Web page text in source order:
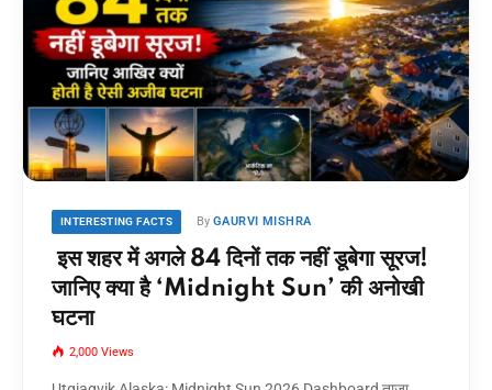
INTERESTING FACTS By GAURVI MISHRA
इस शहर में अगले 84 दिनों तक नहीं डूबेगा सूरज!
जानिए क्या है ‘Midnight Sun’ की अनोखी
घटना
2,000 Views